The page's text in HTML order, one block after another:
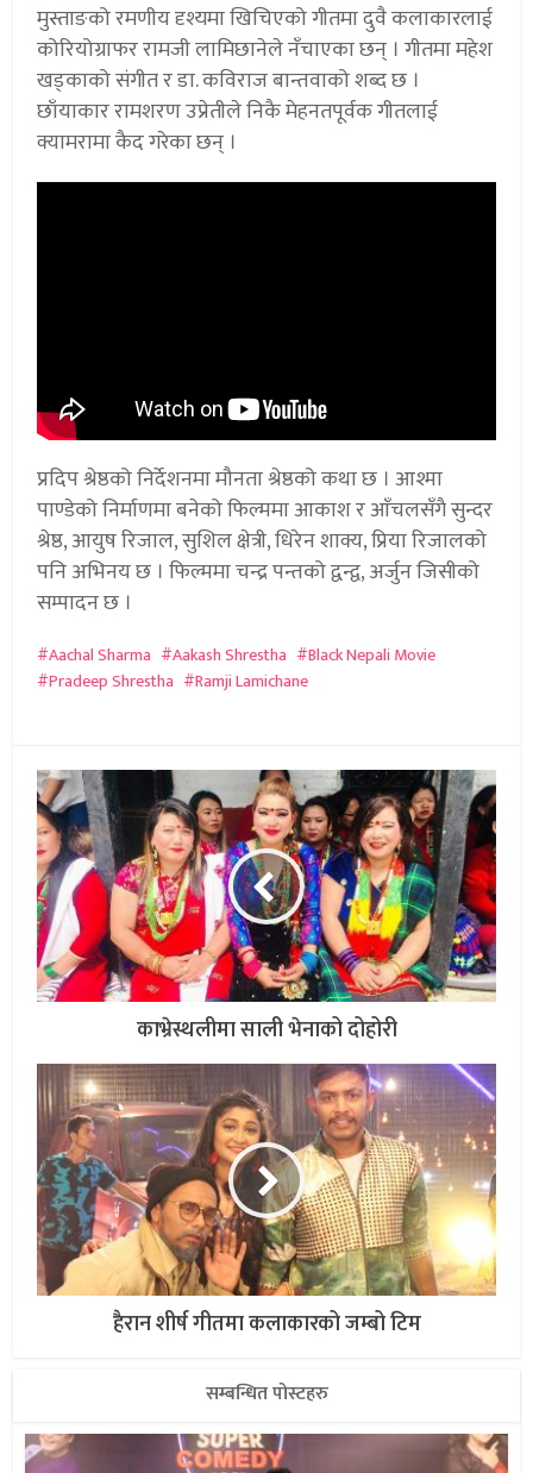
मुस्ताङको रमणीय दृश्यमा खिचिएको गीतमा दुवै कलाकारलाई
कोरियोग्राफर रामजी लामिछानेले नँचाएका छन् । गीतमा महेश
खड्काको संगीत र डा. कविराज बान्तवाको शब्द छ ।
छाँयाकार रामशरण उप्रेतीले निकै मेहनतपूर्वक गीतलाई
क्यामरामा कैद गरेका छन् ।
प्रदिप श्रेष्ठको निर्देशनमा मौनता श्रेष्ठको कथा छ । आश्मा
पाण्डेको निर्माणमा बनेको फिल्ममा आकाश र आँचलसँगै सुन्दर
श्रेष्ठ, आयुष रिजाल, सुशिल क्षेत्री, धिरेन शाक्य, प्रिया रिजालको
पनि अभिनय छ । फिल्ममा चन्द्र पन्तको द्वन्द्व, अर्जुन जिसीको
सम्पादन छ ।
Aachal Sharma Aakash Shrestha
Black Nepali Movie
Pradeep Shrestha
Ramji Lamichane
काभ्रेस्थलीमा साली भेनाको दोहोरी
हैरान शीर्ष गीतमा कलाकारको जम्बो टिम
सम्बन्धित पोस्टहरु